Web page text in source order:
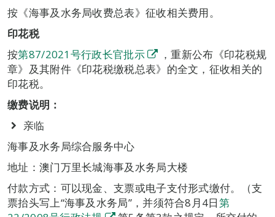
按《海事及水务局收费总表》征收相关费用。
印花税
按第87/2021号行政长官批示
，重新公布《印花税规
章》及其附件《印花税缴税总表》的全文，征收相关的
印花税。
缴费说明：
亲临
海事及水务局综合服务中心
地址：澳门万里长城海事及水务局大楼
付款方式：可以现金、支票或电子支付形式缴付。（支
票抬头写上“海事及水务局”，并须符合8月4日第